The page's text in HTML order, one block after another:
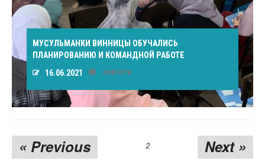
МУСУЛЬМАНКИ ВИННИЦЫ ОБУЧАЛИСЬ
ПЛАНИРОВАНИЮ И КОМАНДНОЙ РАБОТЕ
16.06.2021
НОВОСТИ
« Previous 2 Next »